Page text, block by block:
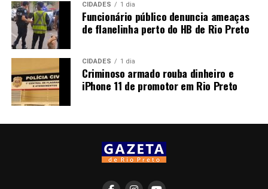
CIDADES 1 dia
Funcionário público denuncia ameaças
de flanelinha perto do HB de Rio Preto
CIDADES 1 dia
Criminoso armado rouba dinheiro e
iPhone 11 de promotor em Rio Preto